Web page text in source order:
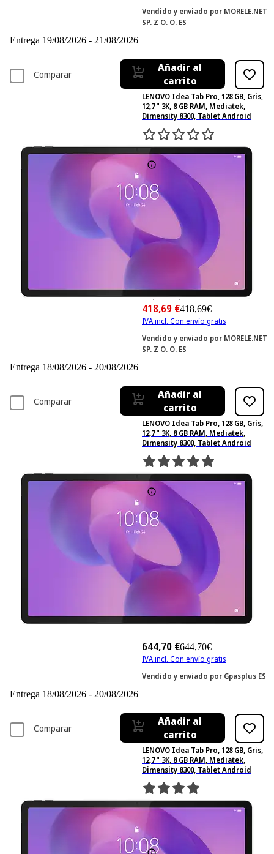
Vendido y enviado por MORELE.NET
SP. Z O. O. ES
Entrega 19/08/2026 - 21/08/2026
Comparar
Añadir al
carrito
LENOVO Idea Tab Pro, 128 GB, Gris,
12,7 " 3K, 8 GB RAM, Mediatek,
Dimensity 8300, Tablet Android
0Basado en 0 valoraciones
465,21 €465,21€
418,69 €418,69€
IVA incl. Con envío gratis
Vendido y enviado por MORELE.NET
SP. Z O. O. ES
Entrega 18/08/2026 - 20/08/2026
Comparar
Añadir al
carrito
LENOVO Idea Tab Pro, 128 GB, Gris,
12,7 " 3K, 8 GB RAM, Mediatek,
Dimensity 8300, Tablet Android
6Basado en 6 valoraciones
644,70 €644,70€
IVA incl. Con envío gratis
Vendido y enviado por Gpasplus ES
Entrega 18/08/2026 - 20/08/2026
Comparar
Añadir al
carrito
LENOVO Idea Tab Pro, 128 GB, Gris,
12,7 " 3K, 8 GB RAM, Mediatek,
Dimensity 8300, Tablet Android
4Basado en 4 valoraciones